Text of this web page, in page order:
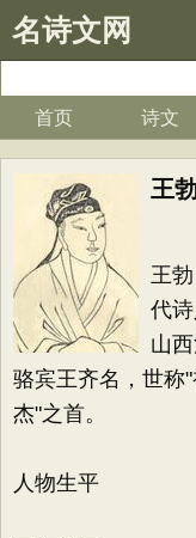
名诗文网
首页 诗文
王
王
代
山
骆宾王齐名，世称
杰"之首。
人物生平